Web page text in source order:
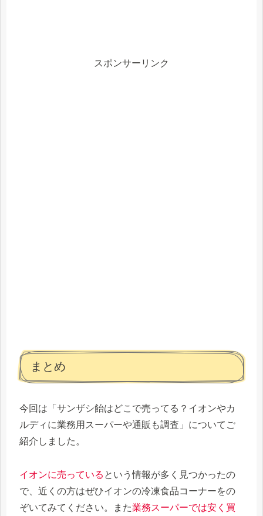
スポンサーリンク
まとめ
今回は「サンザシ飴はどこで売ってる？イオンやカ
ルディに業務用スーパーや通販も調査」についてご
紹介しました。
イオンに売っている という情報が多く見つかったの
で、近くの方はぜひイオンの冷凍食品コーナーをの
ぞいてみてください。また業務スーパーでは安く買